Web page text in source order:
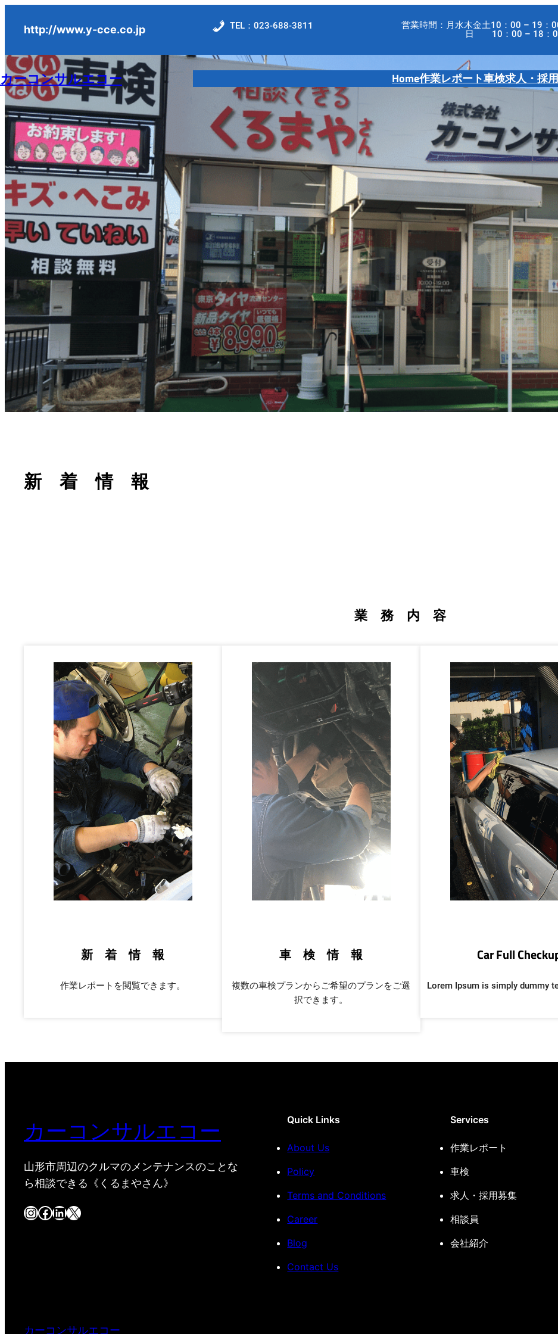
ス
キ
ッ
プ
http://www.y-cce.co.jp TEL：023-688-3811
営業時間：月水木金土10：00 – 19：
日 10：00 – 18：
カーコンサルエコー Home作業レポート車検求人・採
新 着 情 報
業 務 内 容
新 着 情 報
作業レポートを閲覧できます。
車 検 情 報
複数の車検プランからご希望のプランをご選
択できます。
Car Full
Lorem Ipsum is simply dummy
カーコンサルエコー
山形市周辺のクルマのメンテナンスのことな
ら相談できる《くるまやさん》
InstagramFacebook LinkedIn X
Quick Links
About Us
Policy
Terms and Conditions
Career
Blog
Contact Us
Services
作業レポート
車検
求人・採用募集
相談員
会社紹介
カーコンサルエコー